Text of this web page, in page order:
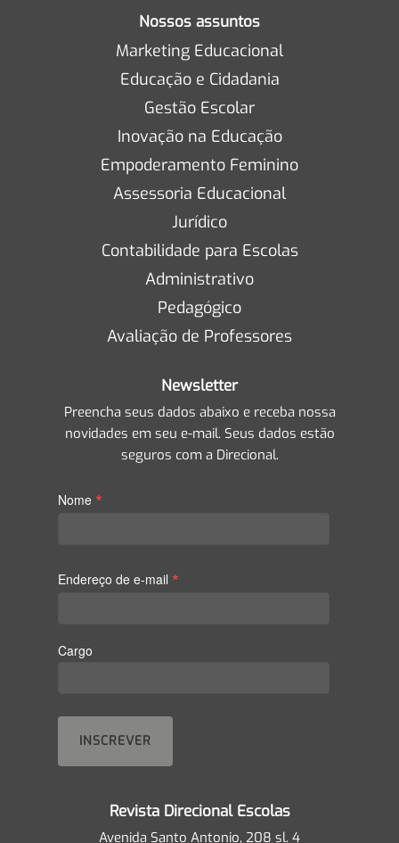
Nossos assuntos
Marketing Educacional
Educação e Cidadania
Gestão Escolar
Inovação na Educação
Empoderamento Feminino
Assessoria Educacional
Jurídico
Contabilidade para Escolas
Administrativo
Pedagógico
Avaliação de Professores
Newsletter
Preencha seus dados abaixo e receba nossa
novidades em seu e-mail. Seus dados estão
seguros com a Direcional.
Nome *
Endereço de e-mail *
Cargo
Revista Direcional Escolas
Avenida Santo Antonio, 208 sl. 4